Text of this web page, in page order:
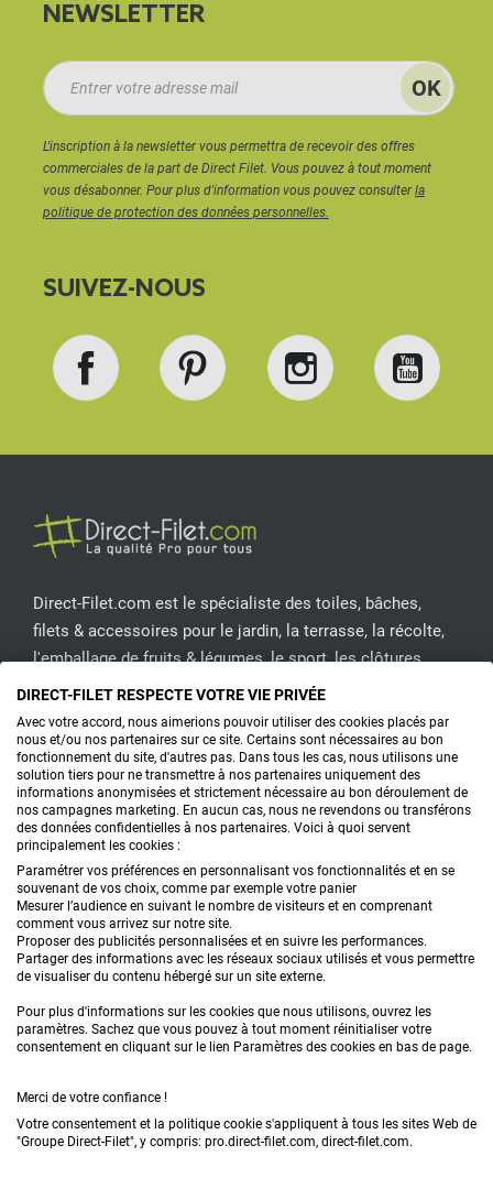
NEWSLETTER
L'inscription à la newsletter vous permettra de recevoir des offres
commerciales de la part de Direct Filet. Vous pouvez à tout moment
vous désabonner. Pour plus d'information vous pouvez consulterla
politique de protection des données personnelles.
SUIVEZ-NOUS
Direct-Filet.com est le spécialiste des toiles, bâches,
filets & accessoires pour le jardin, la terrasse, la récolte,
l'emballage de fruits & légumes, le sport, les clôtures...
CONTACTEZ-NOUS
PRODUITS
CONSEILS
FAQ
DEMANDE DE DEVIS
Confidentialité & données personnelles
DIRECT-FILET RESPECTE VOTRE VIE PRIVÉE
Avec votre accord, nous aimerions pouvoir utiliser des cookies placés par
nous et/ou nos partenaires sur ce site. Certains sont nécessaires au bon
fonctionnement du site, d'autres pas. Dans tous les cas, nous utilisons une
solution tiers pour ne transmettre à nos partenaires uniquement des
informations anonymisées et strictement nécessaire au bon déroulement de
nos campagnes marketing. En aucun cas, nous ne revendons ou transférons
des données confidentielles à nos partenaires. Voici à quoi servent
principalement les cookies :
Paramétrer vos préférences en personnalisant vos fonctionnalités et en se
souvenant de vos choix, comme par exemple votre panier
Mesurer l’audience en suivant le nombre de visiteurs et en comprenant
comment vous arrivez sur notre site.
Proposer des publicités personnalisées et en suivre les performances.
Partager des informations avec les réseaux sociaux utilisés et vous permettre
de visualiser du contenu hébergé sur un site externe.
Pour plus d'informations sur les cookies que nous utilisons, ouvrez les
paramètres. Sachez que vous pouvez à tout moment réinitialiser votre
consentement en cliquant sur le lien Paramètres des cookies en bas de page.
Merci de votre confiance !
Votre consentement et la politique cookie s'appliquent à tous les sites Web de
"Groupe Direct-Filet", y compris: pro.direct-filet.com, direct-filet.com.